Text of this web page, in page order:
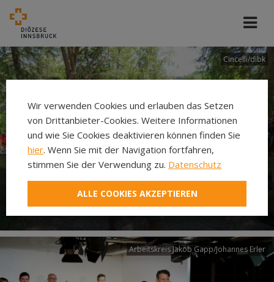
Cincelli/dibk
Neuer Pilgerweg Via
Laudato si’
Arbeitskreis Jakob Gapp/Johannes Erler
Wir verwenden Cookies und erlauben das Setzen
von Drittanbieter-Cookies. Weitere Informationen
und wie Sie Cookies deaktivieren können finden Sie
hier. Wenn Sie mit der Navigation fortfahren,
stimmen Sie der Verwendung zu. Datenschutz
ALLE COOKIES AKZEPTIEREN